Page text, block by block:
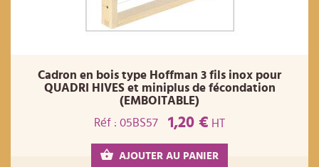
Cadron en bois type Hoffman 3 fils inox pour
QUADRI HIVES et miniplus de fécondation
(EMBOITABLE)
Réf : 05BS57
1,20 € HT
AJOUTER AU PANIER